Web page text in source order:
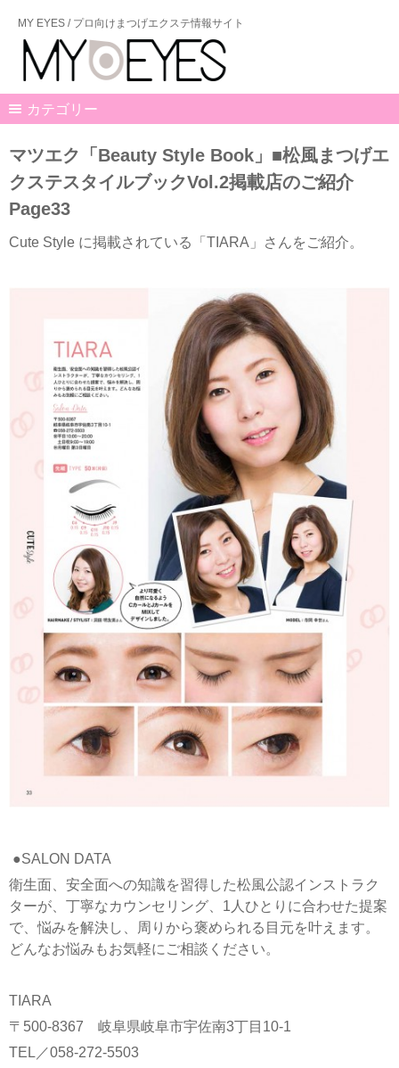
MY EYES / プロ向けまつげエクステ情報サイト
カテゴリー
マツエク「Beauty Style Book」■松風まつげエ
クステスタイルブックVol.2掲載店のご紹介
Page33
Cute Style に掲載されている「TIARA」さんをご紹介。
●SALON DATA
衛生面、安全面への知識を習得した松風公認インストラク
ターが、丁寧なカウンセリング、1人ひとりに合わせた提案
で、悩みを解決し、周りから褒められる目元を叶えます。
どんなお悩みもお気軽にご相談ください。
TIARA
〒500-8367 岐阜県岐阜市宇佐南3丁目10-1
TEL／058-272-5503